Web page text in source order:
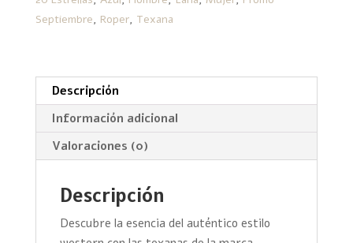
cantidad
Septiembre, Roper, Texana
Descripción
Información adicional
Valoraciones (0)
Descripción
Descubre la esencia del auténtico estilo